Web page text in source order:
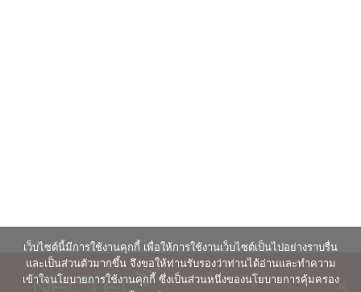
เว็บไซต์นี้มีการใช้งานคุกกี้ เพื่อให้การใช้งานเว็บไซต์เป็นไปอย่างราบรื่น
และเป็นส่วนตัวมากขึ้น จึงขอให้ท่านรับรองว่าท่านได้อ่านและทำความ
เข้าใจนโยบายการใช้งานคุกกี้ ซึ่งเป็นส่วนหนึ่งของนโยบายการคุ้มครอง